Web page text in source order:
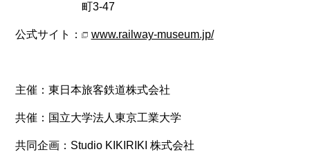
町3-47
公式サイト www.railway-museum.jp/
主催 東日本旅客鉄道株式会社
共催 国立大学法人東京工業大学
共同企画 Studio KIKIRIKI 株式会社